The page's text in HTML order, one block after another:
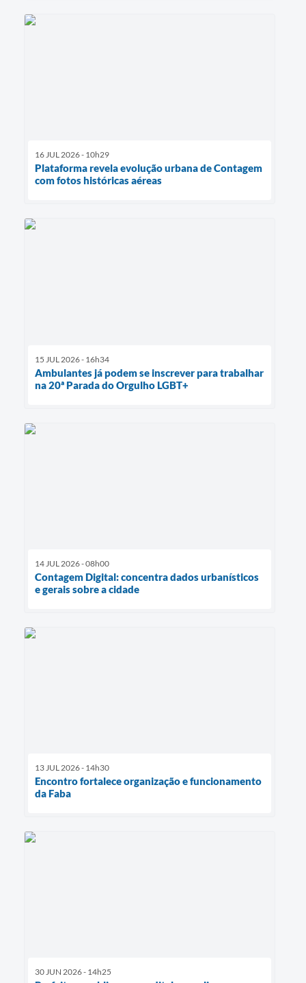
16 JUL 2026 - 10h29
Plataforma revela evolução urbana de Contagem
com fotos históricas aéreas
15 JUL 2026 - 16h34
Ambulantes já podem se inscrever para trabalhar
na 20ª Parada do Orgulho LGBT+
14 JUL 2026 - 08h00
Contagem Digital: concentra dados urbanísticos
e gerais sobre a cidade
13 JUL 2026 - 14h30
Encontro fortalece organização e funcionamento
da Faba
30 JUN 2026 - 14h25